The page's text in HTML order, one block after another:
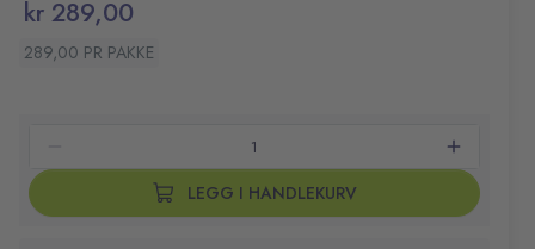
kr 289,00
289,00 PR PAKKE
LEGG I HANDLEKURV